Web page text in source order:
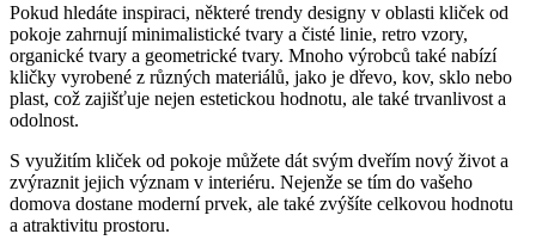
Pokud hledáte inspiraci, některé trendy designy v oblasti kliček od
pokoje zahrnují minimalistické⁤ tvary a čisté linie,​ retro vzory,⁢
organické tvary a geometrické tvary. ⁤Mnoho výrobců také nabízí
kličky ‍vyrobené ​z různých materiálů, jako je ‌dřevo, kov, sklo ⁤nebo
‍plast, což zajišťuje nejen estetickou hodnotu, ale také trvanlivost a
odolnost.
S využitím kliček od pokoje můžete‍ dát svým dveřím ​nový život ‌a
zvýraznit jejich význam v interiéru. Nejenže se ​tím do vašeho
‍domova dostane moderní‍ prvek,⁣ ale také zvýšíte celkovou ‌hodnotu
a atraktivitu prostoru.